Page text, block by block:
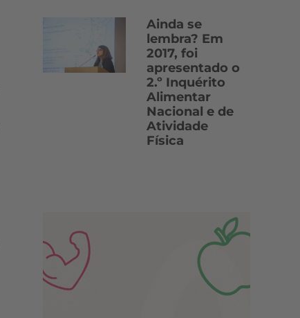
Ainda se
lembra? Em
2017, foi
apresentado o
2.º Inquérito
Alimentar
Nacional e de
Atividade
Física